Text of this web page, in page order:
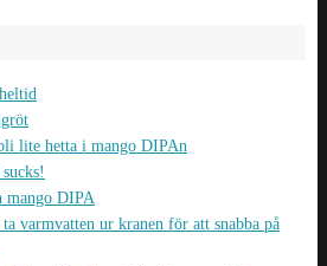
lite hetta i mango DIPAn
mango DIPA
varmvatten ur kranen för att snabba på